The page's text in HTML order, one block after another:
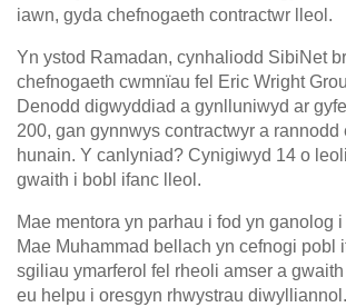
iawn, gyda chefnogaeth contractwr lleol.
Yn ystod Ramadan, cynhaliodd SibiNet
chefnogaeth cwmnïau fel Eric Wright
Denodd digwyddiad a gynlluniwyd ar
200, gan gynnwys contractwyr a rannodd
hunain. Y canlyniad? Cynigiwyd 14 o
gwaith i bobl ifanc lleol.
Mae mentora yn parhau i fod yn ganolog
Mae Muhammad bellach yn cefnogi pobl
sgiliau ymarferol fel rheoli amser a
eu helpu i oresgyn rhwystrau